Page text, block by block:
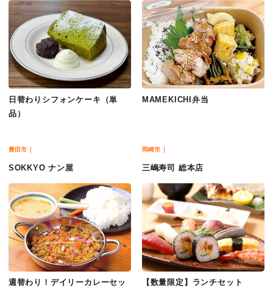
日替わりシフォンケーキ（単
品）
MAMEKICHI弁当
豊田市
SOKKYO ナン屋
週替わり！デイリーカレーセッ
岡崎市
三嶋寿司 総本店
【数量限定】ランチセット